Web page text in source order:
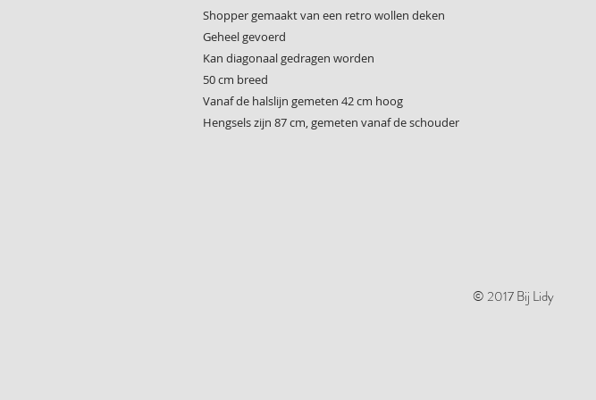
Shopper gemaakt van een retro wollen deken
Geheel gevoerd
Kan diagonaal gedragen worden
50 cm breed
Vanaf de halslijn gemeten 42 cm hoog
Hengsels zijn 87 cm, gemeten vanaf de schouder
© 2017 Bij Lidy